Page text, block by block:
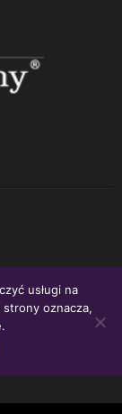
usługi na
oznacza,